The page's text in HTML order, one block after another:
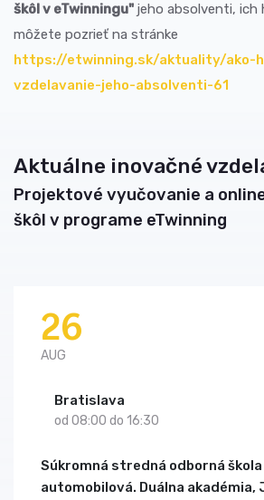
škôl v eTwinningu" jeho absolventi, ich
môžete pozrieť na stránke
https://etwinning.sk/aktuality/ako-
vzdelavanie-jeho-absolventi-61
Aktuálne inovačné
Projektové vyučovanie a
škôl v programe eTwinning
26
AUG
Bratislava
od 08:00 do 16:30
Súkromná stredná odborná škola
automobilová. Duálna akadémia,